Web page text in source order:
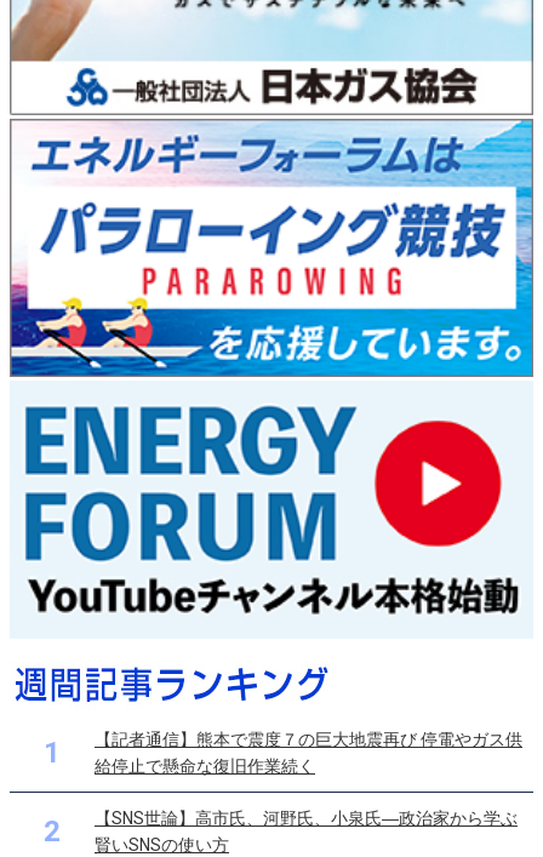
1
【記者通信】熊本で震度７の巨大地震再び 停電やガス供
給停止で懸命な復旧作業続く
2
【SNS世論】高市氏、河野氏、小泉氏―政治家から学ぶ
賢いSNSの使い方